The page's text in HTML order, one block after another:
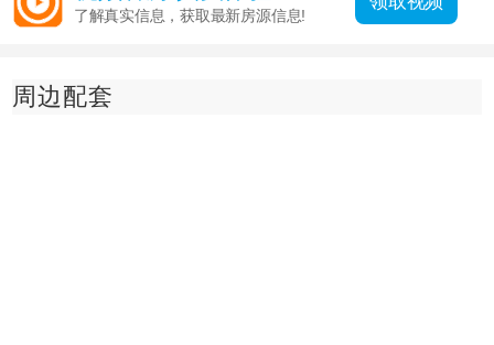
了解真实信息，获取最新房源信息!
周边配套